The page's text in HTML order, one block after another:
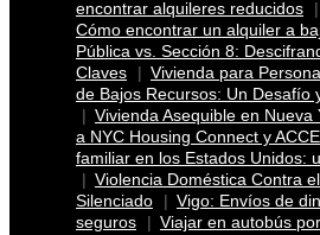
encontrar alquileres reducidos
Cómo encontrar un alquiler a
Pública vs. Sección 8:
Claves
Vivienda para
de Bajos Recursos: Un Desafío
Vivienda Asequible en
a NYC Housing Connect y
familiar en los Estados Unidos:
Violencia Doméstica Contra
Silenciado
Vigo: Envíos de
seguros
Viajar en autobús